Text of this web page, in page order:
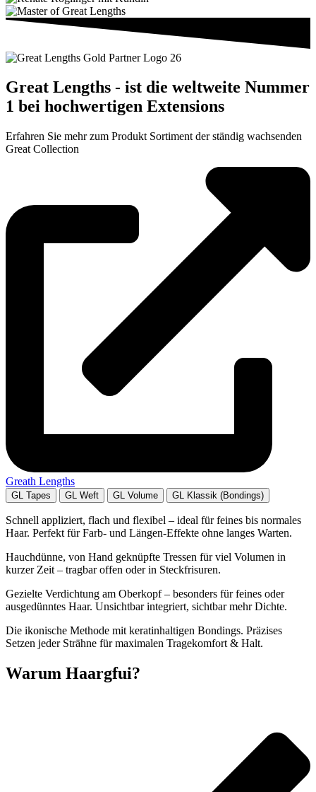
Great Lengths - ist die weltweite Nummer
1 bei hochwertigen Extensions
Erfahren Sie mehr zum Produkt Sortiment der ständig wachsenden
Great Collection
Greath Lengths
GL Tapes GL Weft GL Volume GL Klassik (Bondings)
Schnell appliziert, flach und flexibel – ideal für feines bis normales
Haar. Perfekt für Farb- und Längen-Effekte ohne langes Warten.
Hauchdünne, von Hand geknüpfte Tressen für viel Volumen in
kurzer Zeit – tragbar offen oder in Steckfrisuren.
Gezielte Verdichtung am Oberkopf – besonders für feines oder
ausgedünntes Haar. Unsichtbar integriert, sichtbar mehr Dichte.
Die ikonische Methode mit keratinhaltigen Bondings. Präzises
Setzen jeder Strähne für maximalen Tragekomfort & Halt.
Warum Haargfui?